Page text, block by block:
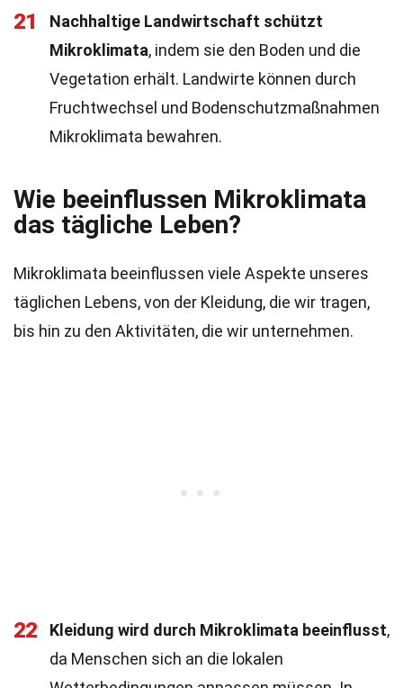
21
Nachhaltige Landwirtschaft schützt
Mikroklimata, indem sie den Boden und die
Vegetation erhält. Landwirte können durch
Fruchtwechsel und Bodenschutzmaßnahmen
Mikroklimata bewahren.
Wie beeinflussen Mikroklimata
das tägliche Leben?
Mikroklimata beeinflussen viele Aspekte unseres
täglichen Lebens, von der Kleidung, die wir tragen,
bis hin zu den Aktivitäten, die wir unternehmen.
22 Kleidung wird durch Mikroklimata beeinflusst,
da Menschen sich an die lokalen